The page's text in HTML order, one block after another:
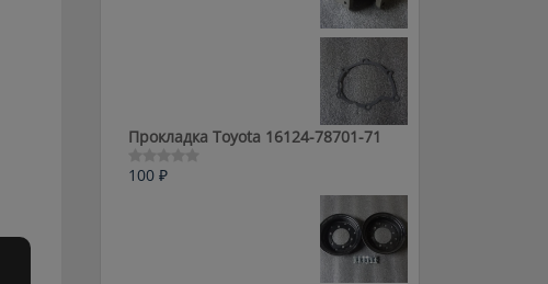
Прокладка Toyota 16124-78701-71
Оценка
100 ₽